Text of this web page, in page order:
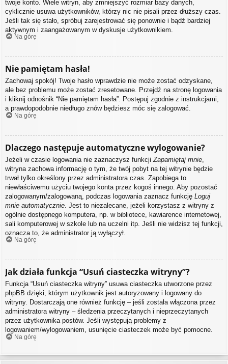
twoje konto. Wiele witryn, aby zmniejszyć rozmiar bazy danych,
cyklicznie usuwa użytkowników, którzy nic nie pisali przez dłuższy czas.
Jeśli tak się stało, spróbuj zarejestrować się ponownie i bądź bardziej
aktywnym i zaangażowanym w dyskusje użytkownikiem.
Na górę
Nie pamiętam hasła!
Zachowaj spokój! Twoje hasło wprawdzie nie może zostać odzyskane,
ale bez problemu może zostać zresetowane. Przejdź na stronę logowania
i kliknij odnośnik “Nie pamiętam hasła”. Postępuj zgodnie z instrukcjami,
a prawdopodobnie niedługo znów będziesz móc się zalogować.
Na górę
Dlaczego następuje automatyczne wylogowanie?
Jeżeli w czasie logowania nie zaznaczysz funkcji Zapamiętaj mnie
witryna zachowa informację o tym, że twój pobyt na tej witrynie będzie
trwał tylko określony przez administratora czas. Zapobiega to
niewłaściwemu użyciu twojego konta przez kogoś innego. Aby pozostać
zalogowanym/zalogowaną, podczas logowania zaznacz funkcję Loguj
mnie automatycznie . Jest to niezalecane, jeżeli korzystasz z witryny z
ogólnie dostępnego komputera, np. w bibliotece, kawiarence internetowej,
sali komputerowej w szkole lub na uczelni itp. Jeśli nie widzisz tej funkcji,
oznacza to, że administrator ją wyłączył.
Na górę
Jak działa funkcja “Usuń ciasteczka witryny”?
Funkcja “Usuń ciasteczka witryny” usuwa ciasteczka utworzone przez
phpBB dzięki, którym użytkownik jest autoryzowany i logowany do
witryny. Dostarczają one również funkcję – jeśli została włączona przez
administratora witryny – śledzenia przeczytanych i nieprzeczytanych
przez użytkownika postów. Jeśli występują problemy z
logowaniem/wylogowaniem, usunięcie ciasteczek może być pomocne.
Na górę